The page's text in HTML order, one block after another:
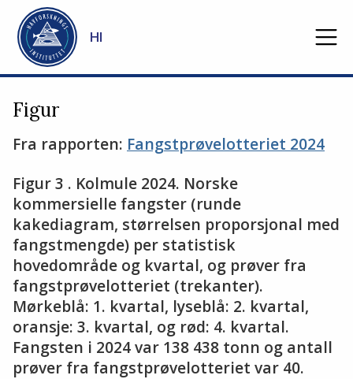
Gå til hovedinnhold
HI
Figur
Fra rapporten: Fangstprøvelotteriet 2024
Figur 3 . Kolmule 2024. Norske
kommersielle fangster (runde
kakediagram, størrelsen proporsjonal med
fangstmengde) per statistisk
hovedområde og kvartal, og prøver fra
fangstprøvelotteriet (trekanter).
Mørkeblå: 1. kvartal, lyseblå: 2. kvartal,
oransje: 3. kvartal, og rød: 4. kvartal.
Fangsten i 2024 var 138 438 tonn og antall
prøver fra fangstprøvelotteriet var 40.